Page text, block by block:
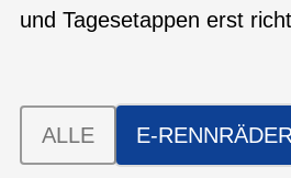
und Tagesetappen erst
ALLE E-RENNRÄDER